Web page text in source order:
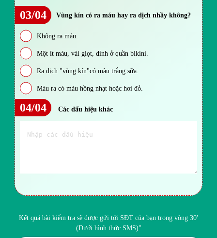
03/04 Vùng kín có ra máu hay ra dịch nhầy không?
Không ra máu.
Một ít máu, vài giọt, dính ở quần bikini.
Ra dịch "vùng kín"có màu trắng sữa.
Máu ra có màu hồng nhạt hoặc hơi đỏ.
04/04 Các dấu hiệu khác
Kết quả bài kiểm tra sẽ được gửi tới SĐT của bạn trong vòng 30'
(Dưới hình thức SMS)"